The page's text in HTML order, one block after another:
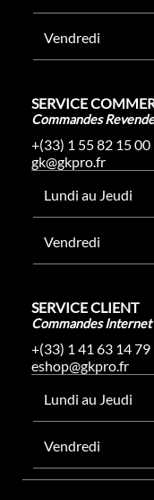
Vendredi
SERVICE
Commandes
+(33) 1 55 82 15 00
gk@gkpro.fr
Lundi au Jeudi
Vendredi
SERVICE CLIENT
Commandes Internet
+(33) 1 41 63 14 79
eshop@gkpro.fr
Lundi au Jeudi
Vendredi